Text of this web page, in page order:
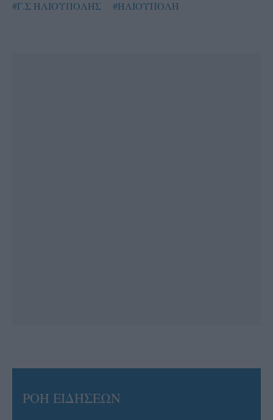
#Γ.Σ ΗΛΙΟΥΠΟΛΗΣ #ΗΛΙΟΥΠΟΛΗ
ΡΟΗ ΕΙΔΗΣΕΩΝ